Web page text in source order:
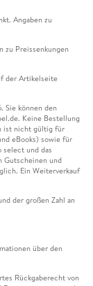
Angaben zu
zu Preissenkungen
der Artikelseite
Sie können den
Keine Bestellung
ist nicht gültig für
eBooks) sowie für
select und das
Gutscheinen und
Ein Weiterverkauf
der großen Zahl an
über den
Rückgaberecht von